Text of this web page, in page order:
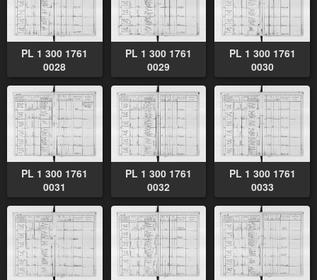
PL 1 300 1761
0028
PL 1 300 1761
0029
PL 1 300 1761
0030
PL 1 300 1761
0031
PL 1 300 1761
0032
PL 1 300 1761
0033